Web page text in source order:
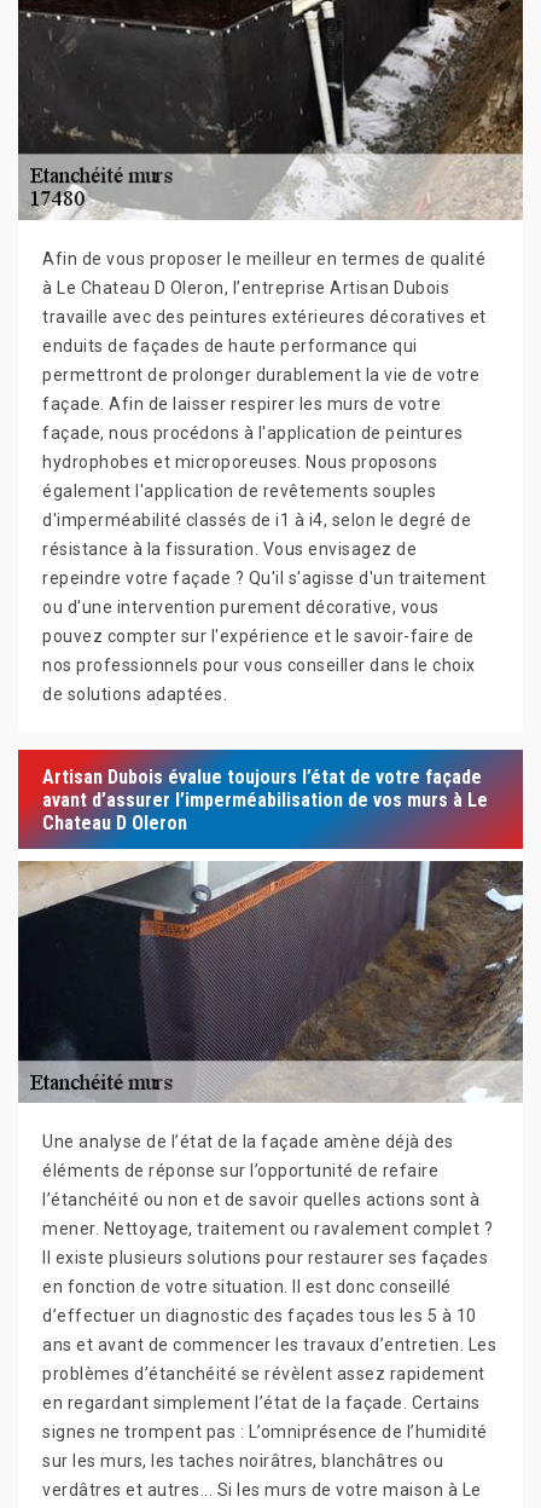
Afin de vous proposer le meilleur en termes de qualité
à Le Chateau D Oleron, l’entreprise Artisan Dubois
travaille avec des peintures extérieures décoratives et
enduits de façades de haute performance qui
permettront de prolonger durablement la vie de votre
façade. Afin de laisser respirer les murs de votre
façade, nous procédons à l'application de peintures
hydrophobes et microporeuses. Nous proposons
également l'application de revêtements souples
d'imperméabilité classés de i1 à i4, selon le degré de
résistance à la fissuration. Vous envisagez de
repeindre votre façade ? Qu'il s'agisse d'un traitement
ou d'une intervention purement décorative, vous
pouvez compter sur l'expérience et le savoir-faire de
nos professionnels pour vous conseiller dans le choix
de solutions adaptées.
Artisan Dubois évalue toujours l’état de votre façade
avant d’assurer l’imperméabilisation de vos murs à Le
Chateau D Oleron
Une analyse de l’état de la façade amène déjà des
éléments de réponse sur l’opportunité de refaire
l’étanchéité ou non et de savoir quelles actions sont à
mener. Nettoyage, traitement ou ravalement complet ?
Il existe plusieurs solutions pour restaurer ses façades
en fonction de votre situation. Il est donc conseillé
d’effectuer un diagnostic des façades tous les 5 à 10
ans et avant de commencer les travaux d’entretien. Les
problèmes d’étanchéité se révèlent assez rapidement
en regardant simplement l’état de la façade. Certains
signes ne trompent pas : L’omniprésence de l’humidité
sur les murs, les taches noirâtres, blanchâtres ou
verdâtres et autres... Si les murs de votre maison à Le